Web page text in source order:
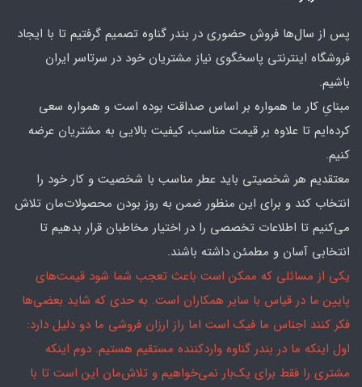
پس از سال‌ها فروش حضوری در بندر گناوه تصمیم گرفتیم تا با ایجاد
فروشگاه اینترنتی پاسخگوی نیاز مشتریان خود در سرتاسر ایران
باشیم.
مبنایِ کار ما همواره بر اساس صداقت بوده است و همواره سعی
کرده‌ایم تا علاوه بر قیمت مناسب، کیفیت بالایی به مشتریان عرضه
کنیم.
معتقدیم هر شخصیتی باید عطر مناسب با شخصیت و کار خود را
انتخاب کند و برای این منظور ضمن به روز بودن محصولات‌مان تلاش
می‌کنیم تا اطلاعات تخصصی را در اختیار مخاطبان قرار بدهیم تا
انتخابی آسان و مطمئن داشته باشند.
یکی از مسائلی که ممکن است باعث تعجب شما شود قیمت‌های
پایین ما در قیاس با سایر همکاران است. به حدی که شاید بعضی‌ها
فکر کنند اجناس ما فیک است اما راز ارزان فروشی ما دو دلیل دارد:
اول اینکه ما در بندر گناوه واردکننده مستقیم هستیم. دوم اینکه
مشتری را فقط برای یک‌بار نمی‌خواهیم و تلاش‌مان این است تا با